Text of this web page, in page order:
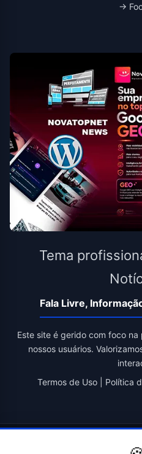
→
Tema
Fala Livre,
Este site é gerido com foco
nossos usuários.
Termos de Uso
Política